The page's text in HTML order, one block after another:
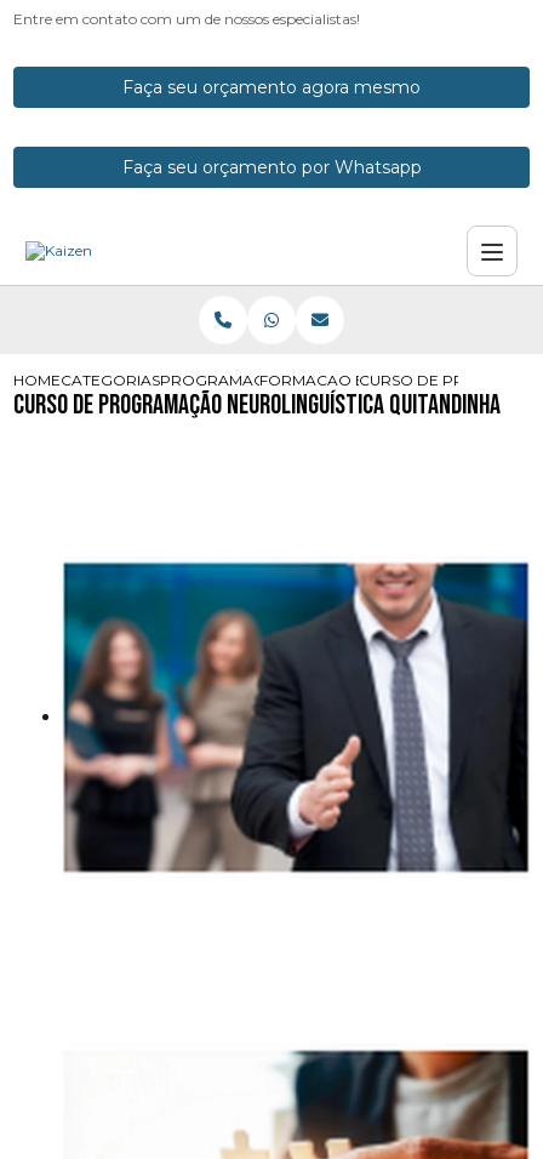
Entre em contato com um de nossos especialistas!
Faça seu orçamento agora mesmo
Faça seu orçamento por Whatsapp
HOMECATEGORIASPROGRAMACOES NEUROLINGUISTICAS
FORMACAO EM PROGRAMACAO
CURSO DE
Curso de Programação Neurolinguística Quitandinha